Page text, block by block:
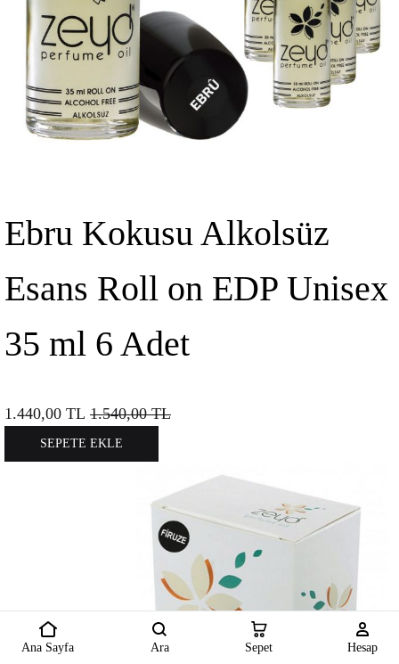
Ebru Kokusu Alkolsüz
Esans Roll on EDP Unisex
35 ml 6 Adet
1.440,00 TL 1.540,00TL
SEPETE EKLE
Ana Sayfa Ara Sepet Hesap